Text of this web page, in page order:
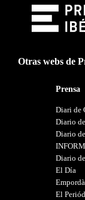
Otras webs de
Prensa
Diari de
Diario
Diario
Diario
El Día
Empordà
El